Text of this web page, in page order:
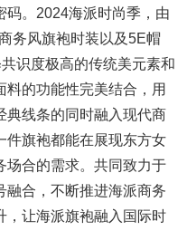
码。2024海派时尚季，由
务风旗袍时装以及5E帽
识度极高的传统美元素和
的功能性完美结合，用
典线条的同时融入现代商
件旗袍都能在展现东方女
场合的需求。共同致力于
融合，不断推进海派商务
，让海派旗袍融入国际时